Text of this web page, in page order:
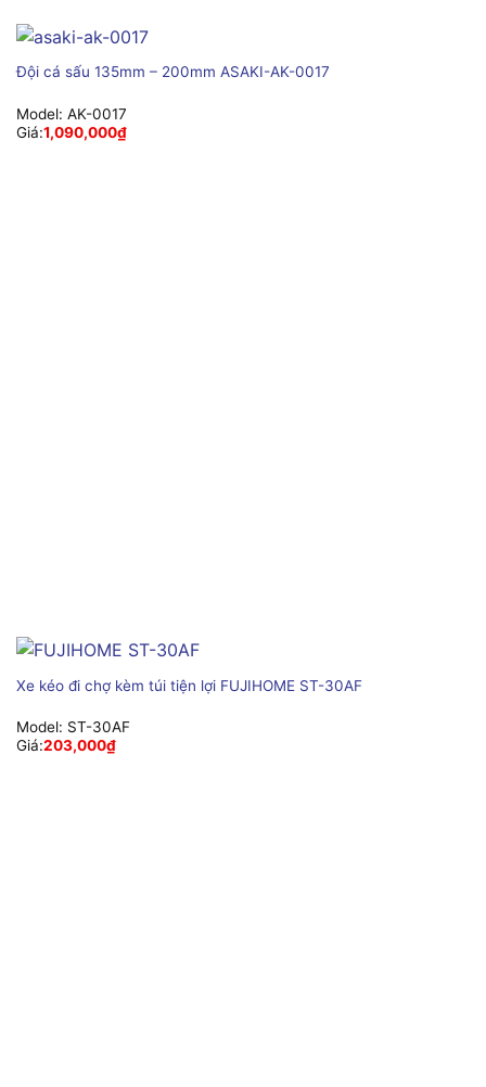
Đội cá sấu 135mm – 200mm ASAKI-AK-0017
Model: AK-0017
Giá:1,090,000₫
Xe kéo đi chợ kèm túi tiện lợi FUJIHOME ST-30AF
Model: ST-30AF
Giá:203,000₫